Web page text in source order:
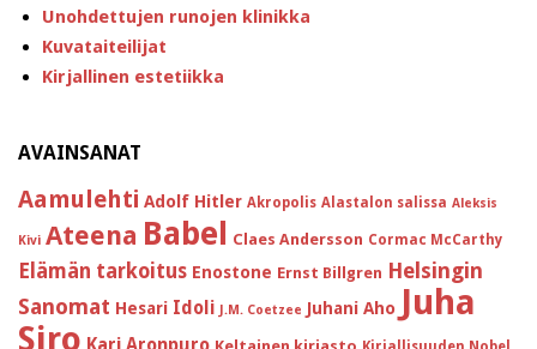
Unohdettujen runojen klinikka
Kuvataiteilijat
Kirjallinen estetiikka
AVAINSANAT
Aamulehti Adolf Hitler Akropolis Alastalon salissa Aleksis
Kivi Ateena Babel Claes Andersson Cormac McCarthy
Elämän tarkoitus Enostone Ernst Billgren Helsingin
Sanomat Hesari Idoli J.M. Coetzee Juhani Aho Juha
Siro
Keltainen kirjasto